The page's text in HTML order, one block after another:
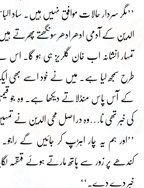
’’مگر سردار حالات موافق نہیں ہیں۔ ساد
الدین کے آدمی ادھر ادھر سونگھتے پھرتے
تمہار انشانہ اب خان گلریز ہی ہو گا۔ اس نے
طرح سمجھ لیا ہے۔ میں نے خود اسے بھی
کے آس پاس منڈلاتے دیکھا ہے۔ وہ جو
کی خبر تھی نا…وہ در اصل محی الدین نے
’’اور ہم یہ چار اہڑپ کر جائیں گے
کندھے پر زور سے ہاتھ مارتے ہوئے قہقہہ
خبر دے دے۔‘‘